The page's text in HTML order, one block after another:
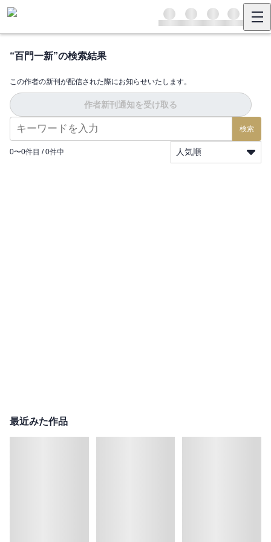
“百門一新”の検索結果
この作者の新刊が配信された際にお知らせいたします。
作者新刊通知を受け取る
検索
0〜0件目 / 0件中 人気順
最近みた作品